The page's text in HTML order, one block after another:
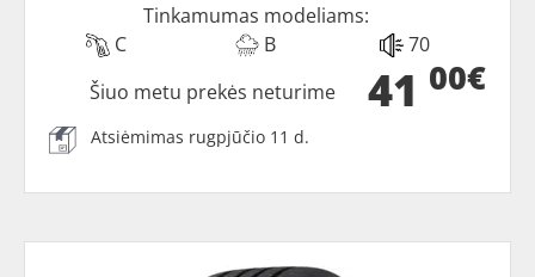
Tinkamumas modeliams:
C
B 70
41 00€
Šiuo metu prekės neturime
Atsiėmimas rugpjūčio 11 d.